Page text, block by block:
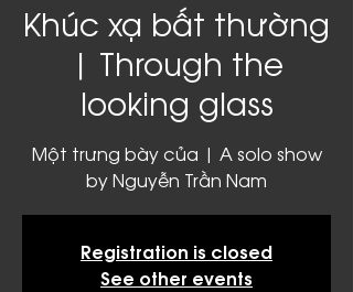
Khúc xạ bất thường
| Through the
looking glass
Một trưng bày của | A solo show
by Nguyễn Trần Nam
Registration is closed
See other events